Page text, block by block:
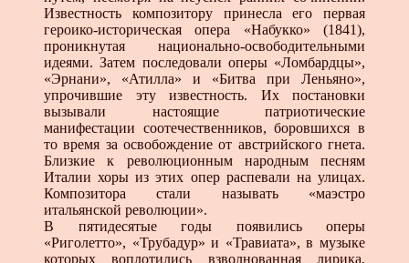
Известность композитору принесла его первая
героико-историческая опера «Набукко» (1841),
проникнутая национально-освободительными
идеями. Затем последовали оперы «Ломбардцы»,
«Эрнани», «Атилла» и «Битва при Леньяно»,
упрочившие эту известность. Их постановки
вызывали настоящие патриотические
манифестации соотечественников, боровшихся в
то время за освобождение от австрийского гнета.
Близкие к революционным народным песням
Италии хоры из этих опер распевали на улицах.
Композитора стали называть «маэстро
итальянской революции».
В пятидесятые годы появились оперы
«Риголетто», «Трубадур» и «Травиата», в музыке
которых воплотились взволнованная лирика,